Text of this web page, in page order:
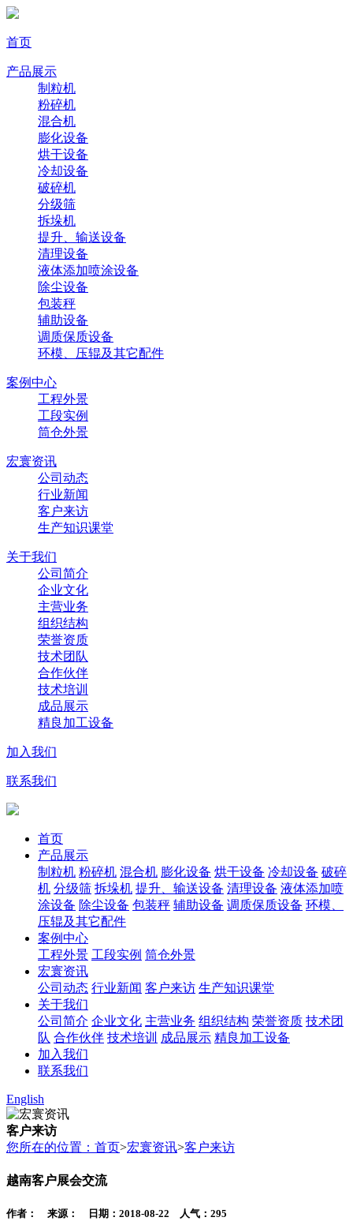
首页
产品展示
制粒机
粉碎机
混合机
膨化设备
烘干设备
冷却设备
破碎机
分级筛
拆垛机
提升、输送设备
清理设备
液体添加喷涂设备
除尘设备
包装秤
辅助设备
调质保质设备
环模、压辊及其它配件
案例中心
工程外景
工段实例
筒仓外景
宏寰资讯
公司动态
行业新闻
客户来访
生产知识课堂
关于我们
公司简介
企业文化
主营业务
组织结构
荣誉资质
技术团队
合作伙伴
技术培训
成品展示
精良加工设备
加入我们
联系我们
首页
产品展示
制粒机 粉碎机 混合机 膨化设备 烘干设备 冷却设备 破碎
机 分级筛 拆垛机 提升、输送设备 清理设备 液体添加喷
涂设备 除尘设备 包装秤 辅助设备 调质保质设备 环模、
压辊及其它配件
案例中心
工程外景 工段实例 筒仓外景
宏寰资讯
公司动态 行业新闻 客户来访 生产知识课堂
关于我们
公司简介 企业文化 主营业务 组织结构 荣誉资质 技术团
队 合作伙伴 技术培训 成品展示 精良加工设备
加入我们
联系我们
English
客户来访
您所在的位置：首页>宏寰资讯>客户来访
越南客户展会交流
作者： 来源： 日期：2018-08-22 人气： 295